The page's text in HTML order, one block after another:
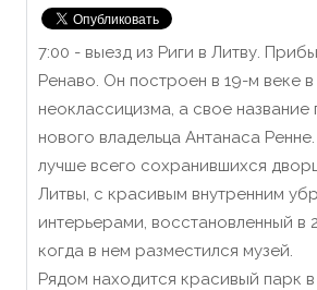
7:00 - выезд из Риги в Литву.
Ренаво. Он построен в 19-м веке в
неоклассицизма, а свое название
нового владельца Антанаса
лучше всего сохранившихся
Литвы, с красивым внутренним
интерьерами, восстановленный в
когда в нем разместился музей.
Рядом находится красивый парк